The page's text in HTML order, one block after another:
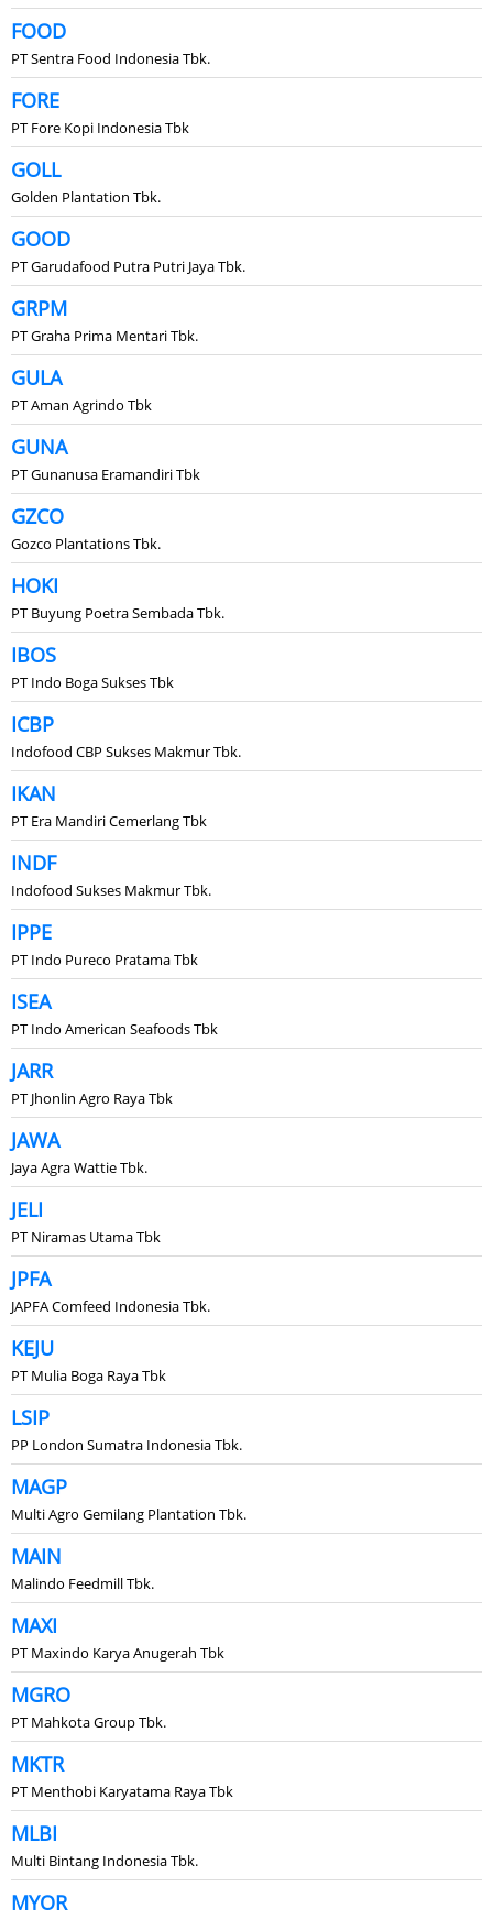
FOOD
PT Sentra Food Indonesia Tbk.
FORE
PT Fore Kopi Indonesia Tbk
GOLL
Golden Plantation Tbk.
GOOD
PT Garudafood Putra Putri Jaya Tbk.
GRPM
PT Graha Prima Mentari Tbk.
GULA
PT Aman Agrindo Tbk
GUNA
PT Gunanusa Eramandiri Tbk
GZCO
Gozco Plantations Tbk.
HOKI
PT Buyung Poetra Sembada Tbk.
IBOS
PT Indo Boga Sukses Tbk
ICBP
Indofood CBP Sukses Makmur Tbk.
IKAN
PT Era Mandiri Cemerlang Tbk
INDF
Indofood Sukses Makmur Tbk.
IPPE
PT Indo Pureco Pratama Tbk
ISEA
PT Indo American Seafoods Tbk
JARR
PT Jhonlin Agro Raya Tbk
JAWA
Jaya Agra Wattie Tbk.
JELI
PT Niramas Utama Tbk
JPFA
JAPFA Comfeed Indonesia Tbk.
KEJU
PT Mulia Boga Raya Tbk
LSIP
PP London Sumatra Indonesia Tbk.
MAGP
Multi Agro Gemilang Plantation Tbk.
MAIN
Malindo Feedmill Tbk.
MAXI
PT Maxindo Karya Anugerah Tbk
MGRO
PT Mahkota Group Tbk.
MKTR
PT Menthobi Karyatama Raya Tbk
MLBI
Multi Bintang Indonesia Tbk.
MYOR